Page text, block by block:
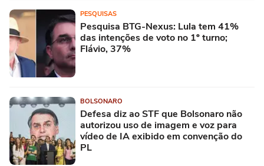
PESQUISAS
Pesquisa BTG-Nexus: Lula tem 41%
das intenções de voto no 1º turno;
Flávio, 37%
BOLSONARO
Defesa diz ao STF que Bolsonaro não
autorizou uso de imagem e voz para
vídeo de IA exibido em convenção do
PL